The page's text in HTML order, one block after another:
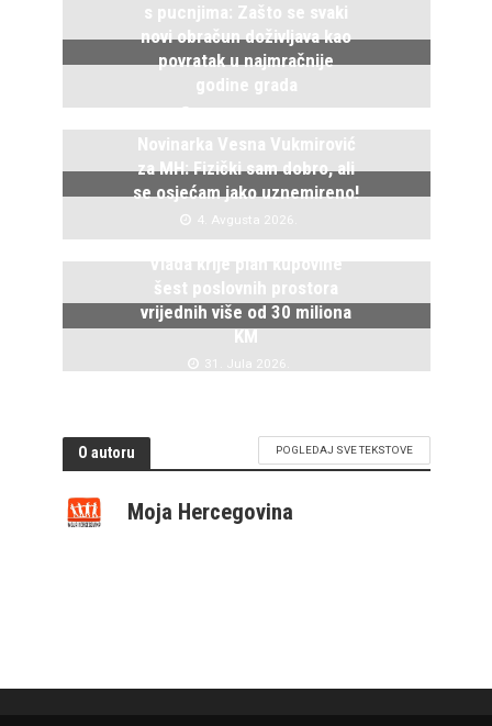
s pucnjima: Zašto se svaki
novi obračun doživljava kao
povratak u najmračnije
godine grada
5. Avgusta 2026.
Novinarka Vesna Vukmirović
za MH: Fizički sam dobro, ali
se osjećam jako uznemireno!
4. Avgusta 2026.
Vlada krije plan kupovine
šest poslovnih prostora
vrijednih više od 30 miliona
KM
31. Jula 2026.
O autoru POGLEDAJ SVE TEKSTOVE
Moja Hercegovina